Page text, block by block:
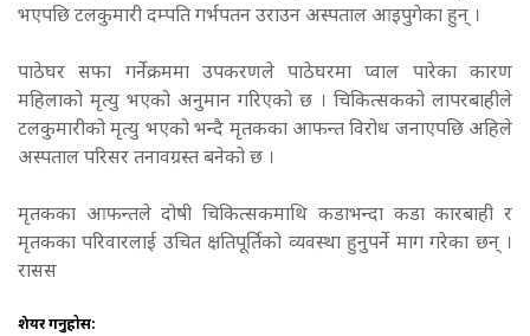
भएपछि टलकुमारी दम्पति गर्भपतन उराउन अस्पताल आइपुगेका हुन् ।
पाठेघर सफा गर्नेक्रममा उपकरणले पाठेघरमा प्वाल पारेका कारण
महिलाको मृत्यु भएको अनुमान गरिएको छ । चिकित्सकको लापरबाहीले
टलकुमारीको मृत्यु भएको भन्दै मृतकका आफन्त विरोध जनाएपछि अहिले
अस्पताल परिसर तनावग्रस्त बनेको छ ।
मृतकका आफन्तले दोषी चिकित्सकमाथि कडाभन्दा कडा कारबाही र
मृतकका परिवारलाई उचित क्षतिपूर्तिको व्यवस्था हुनुपर्ने माग गरेका छन् ।
रासस
शेयर गर्नुहोस: